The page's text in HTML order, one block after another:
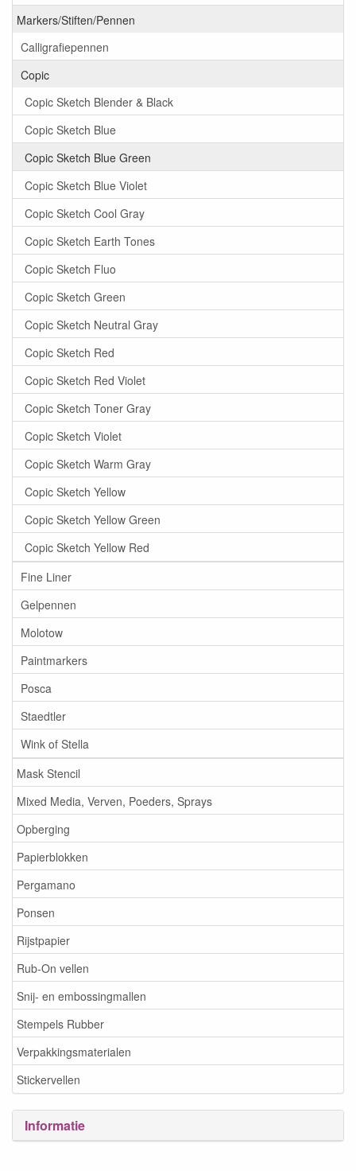
Markers/Stiften/Pennen
Calligrafiepennen
Copic
Copic Sketch Blender & Black
Copic Sketch Blue
Copic Sketch Blue Green
Copic Sketch Blue Violet
Copic Sketch Cool Gray
Copic Sketch Earth Tones
Copic Sketch Fluo
Copic Sketch Green
Copic Sketch Neutral Gray
Copic Sketch Red
Copic Sketch Red Violet
Copic Sketch Toner Gray
Copic Sketch Violet
Copic Sketch Warm Gray
Copic Sketch Yellow
Copic Sketch Yellow Green
Copic Sketch Yellow Red
Fine Liner
Gelpennen
Molotow
Paintmarkers
Posca
Staedtler
Wink of Stella
Mask Stencil
Mixed Media, Verven, Poeders, Sprays
Opberging
Papierblokken
Pergamano
Ponsen
Rijstpapier
Rub-On vellen
Snij- en embossingmallen
Stempels Rubber
Verpakkingsmaterialen
Stickervellen
Informatie